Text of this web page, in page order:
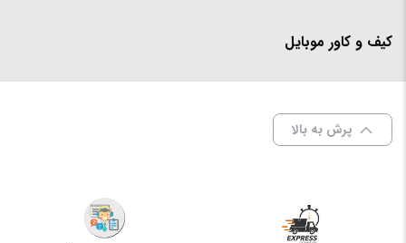
کیف و کاور موبایل
پرش به بالا